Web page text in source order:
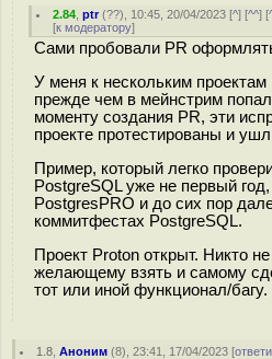
2.84 ,ptr(??), 10:45, 20/04/2023 [^] [^^] [
[к модератору]
Сами пробовали PR
У меня к нескольким
прежде чем в мейнстрим
моменту создания PR, эти
проекте протестированы и
Пример, который легко
PostgreSQL уже не первый
PostgresPRO и до сих пор
коммитфестах PostgreSQL.
Проект Proton открыт. Никто
желающему взять и самому
тот или иной функционал/
1.8 ,Аноним (8), 23:41, 17/04/2023 [